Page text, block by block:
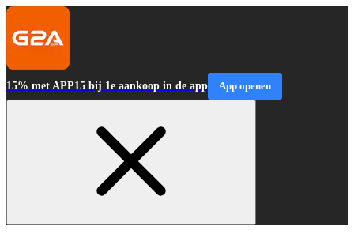
15% met APP15 bij 1e aankoop in de app App openen